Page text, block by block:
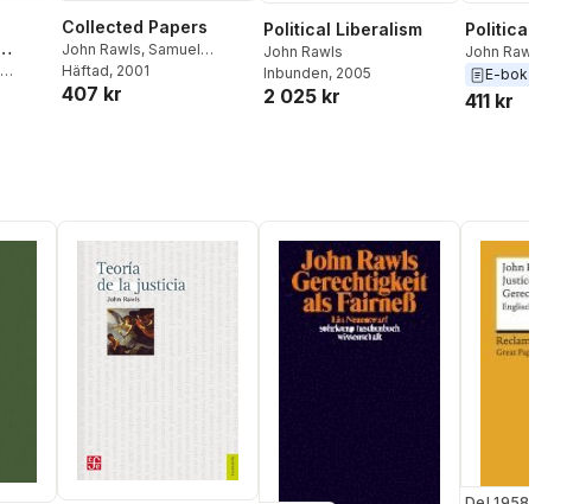
Collected Papers
John Rawls, Samuel
Freeman
Häftad, 2001
407 kr
Political Liberalism
John Rawls
Inbunden, 2005
2 025 kr
Political
John Rawls
E-bok
411 kr